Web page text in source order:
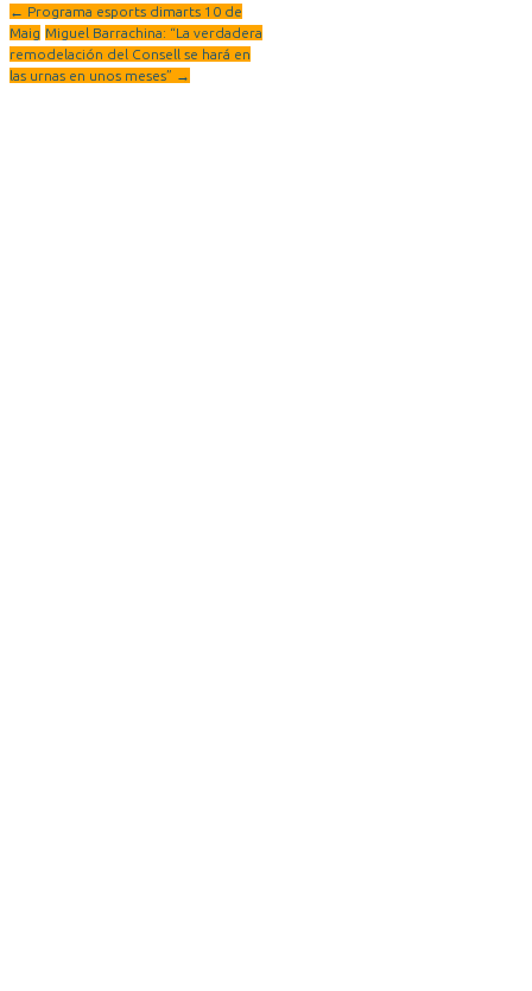
← Programa esports dimarts 10 de
Maig Miguel Barrachina: “La verdadera
remodelación del Consell se hará en
las urnas en unos meses” →